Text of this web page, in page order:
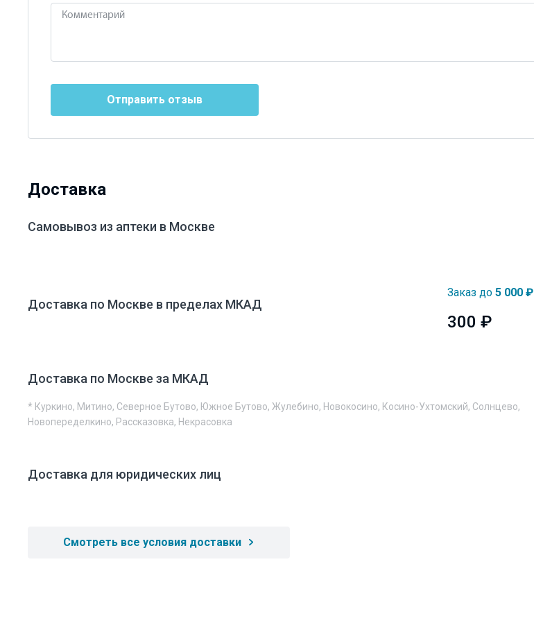
Отправить отзыв
Доставка
Самовывоз из аптеки в Москве
Доставка по Москве в пределах МКАД
Заказ до 5 000 ₽
300 ₽
Доставка по Москве за МКАД
* Куркино, Митино, Северное Бутово, Южное Бутово, Жулебино, Новокосино, Косино-Ухтомский, Солнцево,
Новопеределкино, Рассказовка, Некрасовка
Доставка для юридических лиц
Смотреть все условия доставки